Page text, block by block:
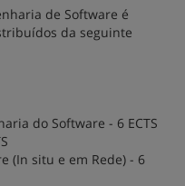
de Software é
da seguinte
do Software - 6 ECTS
(In situ e em Rede) - 6